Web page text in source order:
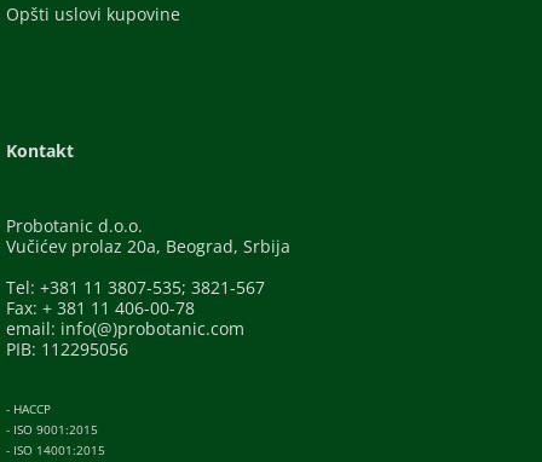
Opšti uslovi kupovine
Kontakt
Probotanic d.o.o.
Vučićev prolaz 20a, Beograd, Srbija
Tel: +381 11 3807-535; 3821-567
Fax: + 381 11 406-00-78
email: info(@)probotanic.com
PIB: 112295056
- HACCP
- ISO 9001:2015
- ISO 14001:2015